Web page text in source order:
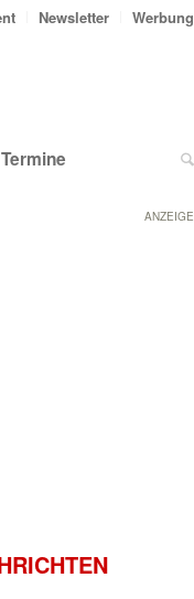
Newsletter Werbung
Termine
ANZEIGE